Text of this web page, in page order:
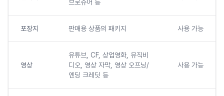
브로슈어 등
포장지 판매용 상품의 패키지 사용 가능
영상
유튜브, CF, 상업영화, 뮤직비
디오, 영상 자막, 영상 오프닝/
엔딩 크레딧 등
사용 가능